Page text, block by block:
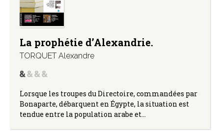
La prophétie d’Alexandrie.
TORQUET Alexandre
Lorsque les troupes du Directoire, commandées par
Bonaparte, débarquent en Égypte, la situation est
tendue entre la population arabe et…